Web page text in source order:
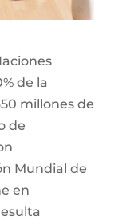
de la
millones de
de
Mundial de
en